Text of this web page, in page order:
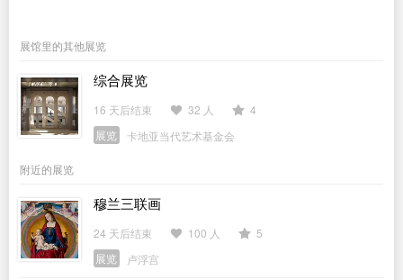
展馆里的其他展览
综合展览
16 天后结束 32 人
4
展览
卡地亚当代艺术基金会
附近的展览
穆兰三联画
24 天后结束 100 人
5
展览
卢浮宫